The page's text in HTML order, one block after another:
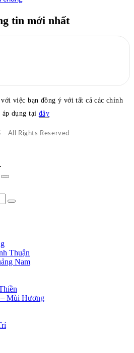
tin mới nhất
việc bạn đồng ý với tất cả các chính
áp dụng tại đây
All Rights Reserved
Thuận
Nam
Mùi Hương